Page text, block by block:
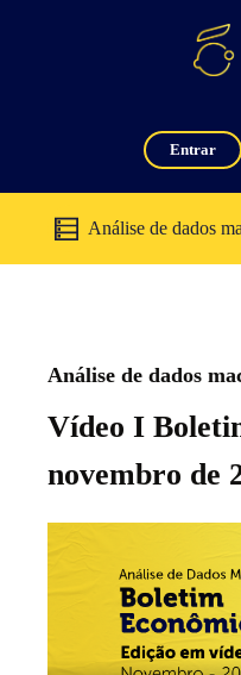
Entrar
Análise de dados
Vídeo I
novembro de
Análise de dados